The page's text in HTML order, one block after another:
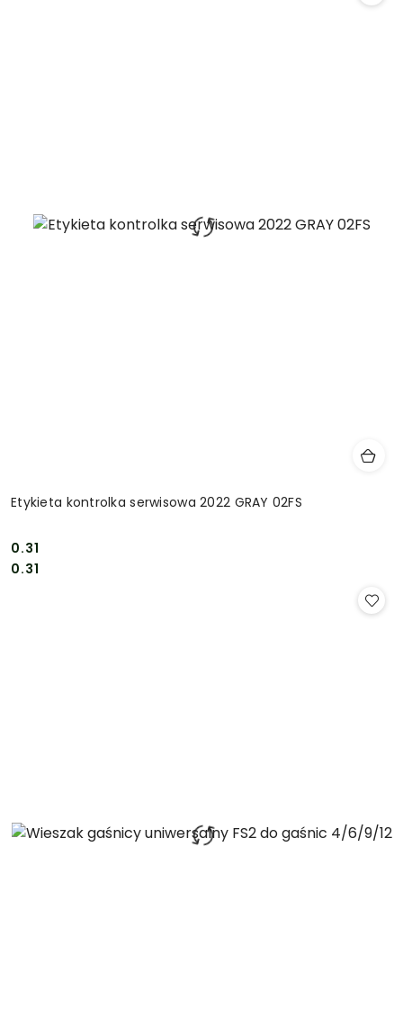
Etykieta kontrolka serwisowa 2022 GRAY 02FS
Cena:
0.31
Cena:
0.31